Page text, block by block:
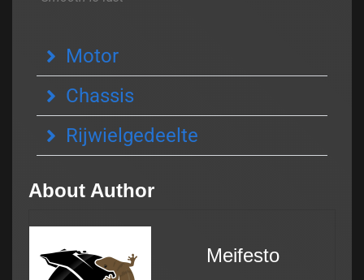
Motor
Chassis
Rijwielgedeelte
About Author
Meifesto